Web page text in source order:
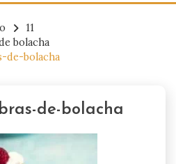
11
bolacha
de-bolacha
de-bolacha